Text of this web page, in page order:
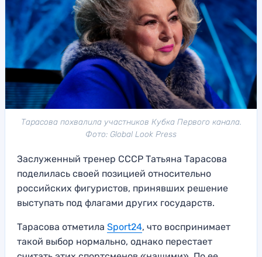
Тарасова похвалила участников Кубка Первого канала.
Фото: Global Look Press
Заслуженный тренер СССР Татьяна Тарасова
поделилась своей позицией относительно
российских фигуристов, принявших решение
выступать под флагами других государств.
Тарасова отметила Sport24, что воспринимает
такой выбор нормально, однако перестает